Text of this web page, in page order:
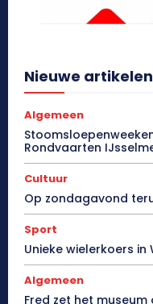
Nieuwe artikelen
Algemeen
Rondvaarten
Cultuur
Op zondagavond
Sport
Unieke wielerkoers in
Algemeen
Fred zet het